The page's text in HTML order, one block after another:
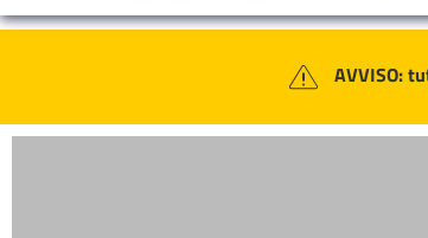
Azienda Sanitaria
Contenuti in evidenza
AVVISO: